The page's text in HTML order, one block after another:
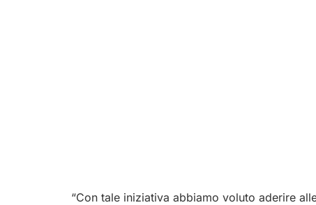
“Con tale iniziativa abbiamo voluto aderire